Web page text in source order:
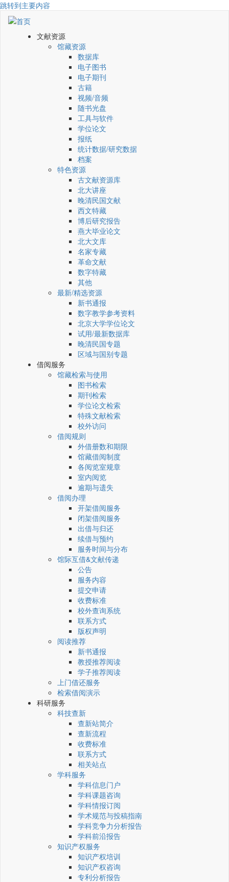
跳转到主要内容
文献资源
馆藏资源
数据库
电子图书
电子期刊
古籍
视频/音频
随书光盘
工具与软件
学位论文
报纸
统计数据/研究数据
档案
特色资源
古文献资源库
北大讲座
晚清民国文献
西文特藏
博后研究报告
燕大毕业论文
北大文库
名家专藏
革命文献
数字特藏
其他
最新/精选资源
新书通报
数字教学参考资料
北京大学学位论文
试用/最新数据库
晚清民国专题
区域与国别专题
借阅服务
馆藏检索与使用
图书检索
期刊检索
学位论文检索
特殊文献检索
校外访问
借阅规则
外借册数和期限
馆藏借阅制度
各阅览室规章
室内阅览
逾期与遗失
借阅办理
开架借阅服务
闭架借阅服务
出借与归还
续借与预约
服务时间与分布
馆际互借&文献传递
公告
服务内容
提交申请
收费标准
校外查询系统
联系方式
版权声明
阅读推荐
新书通报
教授推荐阅读
学子推荐阅读
上门借还服务
检索借阅演示
科研服务
科技查新
查新站简介
查新流程
收费标准
联系方式
相关站点
学科服务
学科信息门户
学科课题咨询
学科情报订阅
学术规范与投稿指南
学科竞争力分析报告
学科前沿报告
知识产权服务
知识产权培训
知识产权咨询
专利分析报告